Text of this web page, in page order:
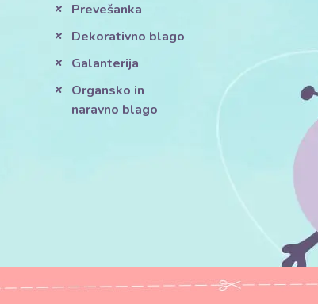
Prevešanka
Dekorativno blago
Galanterija
Organsko in
naravno blago